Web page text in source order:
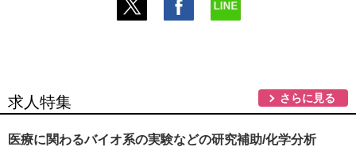
求人特集 さらに見る
医療に関わるバイオ系の実験などの研究補助/化学分析